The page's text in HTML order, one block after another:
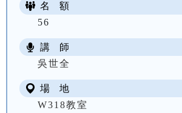
名 額
56
講 師
吳世全
場 地
W318教室